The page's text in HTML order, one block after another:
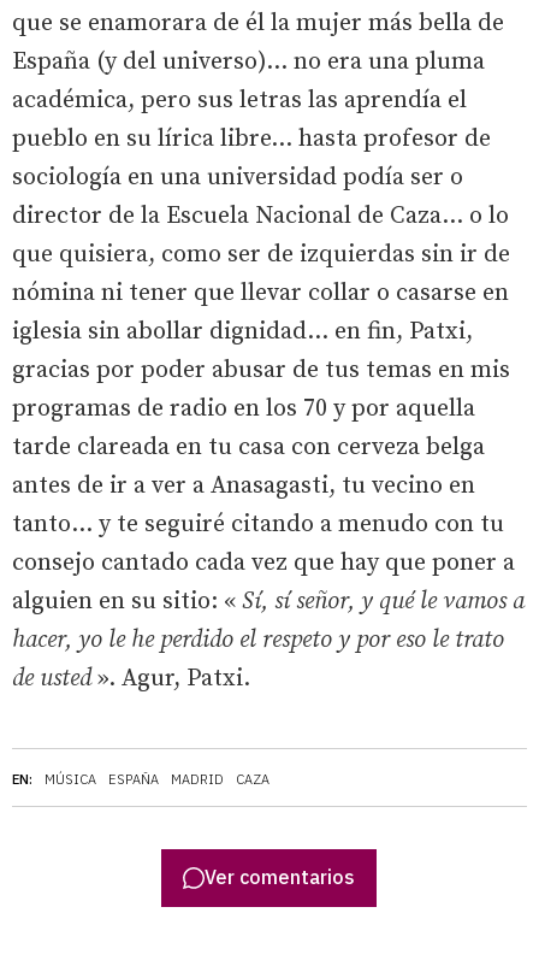
EN: MÚSICA ESPAÑA MADRID CAZA
que se enamorara de él la mujer más bella de
España (y del universo)... no era una pluma
académica, pero sus letras las aprendía el
pueblo en su lírica libre... hasta profesor de
sociología en una universidad podía ser o
director de la Escuela Nacional de Caza... o lo
que quisiera, como ser de izquierdas sin ir de
nómina ni tener que llevar collar o casarse en
iglesia sin abollar dignidad... en fin, Patxi,
gracias por poder abusar de tus temas en mis
programas de radio en los 70 y por aquella
tarde clareada en tu casa con cerveza belga
antes de ir a ver a Anasagasti, tu vecino en
tanto... y te seguiré citando a menudo con tu
consejo cantado cada vez que hay que poner a
alguien en su sitio: « Sí, sí señor, y qué le vamos a
hacer, yo le he perdido el respeto y por eso le trato
de usted». Agur, Patxi.
Ver comentarios